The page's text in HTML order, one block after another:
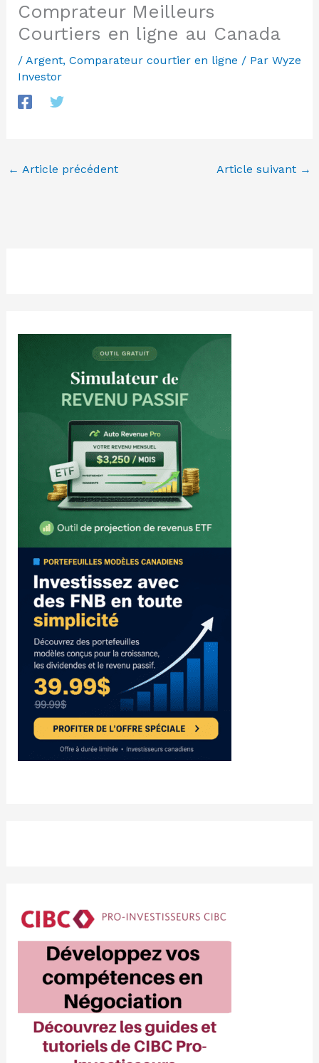
Comprateur Meilleurs
Courtiers en ligne au Canada
/ Argent, Comparateur courtier en ligne / Par Wyze
Investor
← Article précédent Article suivant →